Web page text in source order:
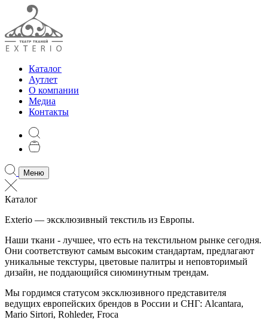
Каталог
Аутлет
О компании
Медиа
Контакты
Меню
Каталог
Exterio — эксклюзивный текстиль из Европы.
Наши ткани - лучшее, что есть на текстильном рынке сегодня.
Они соответствуют самым высоким стандартам, предлагают
уникальные текстуры, цветовые палитры и неповторимый
дизайн, не поддающийся сиюминутным трендам.
Мы гордимся статусом эксклюзивного представителя
ведущих европейских брендов в России и СНГ: Alcantara,
Mario Sirtori, Rohleder, Froca